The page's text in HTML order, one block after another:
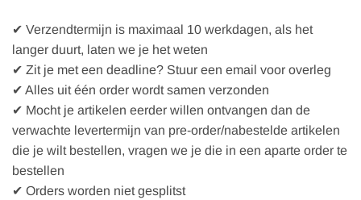
✔ Verzendtermijn is maximaal 10 werkdagen, als het
langer duurt, laten we je het weten
✔ Zit je met een deadline? Stuur een email voor overleg
✔ Alles uit één order wordt samen verzonden
✔ Mocht je artikelen eerder willen ontvangen dan de
verwachte levertermijn van pre-order/nabestelde artikelen
die je wilt bestellen, vragen we je die in een aparte order te
bestellen
✔ Orders worden niet gesplitst